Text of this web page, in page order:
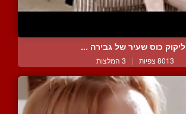
ליקוק כוס שעיר של גבירה ...
8013 צפיות | 3 המלצות